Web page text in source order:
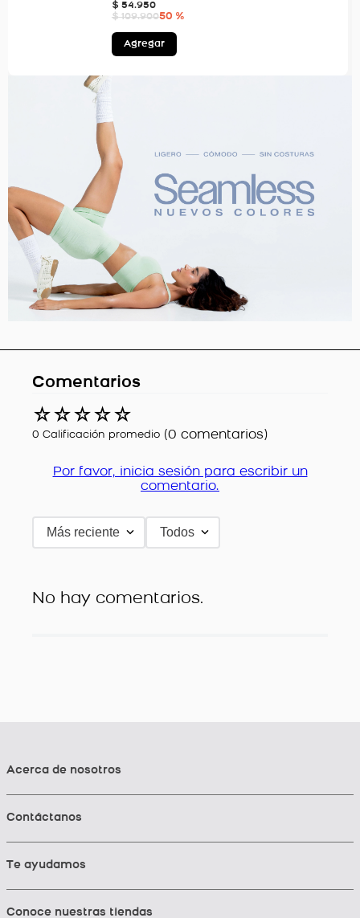
$ 54.950
$ 109.90050 %
Agregar
Comentarios
☆☆☆☆☆
0 Calificación promedio (0 comentarios)
Por favor, inicia sesión para escribir un
comentario.
Más reciente Todos
No hay comentarios.
Acerca de nosotros
Contáctanos
Te ayudamos
Conoce nuestras tiendas